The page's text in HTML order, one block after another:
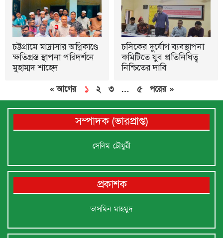
চট্টগ্রামে মাদ্রাসার অগ্নিকাণ্ডে
ক্ষতিগ্রস্ত স্থাপনা পরিদর্শনে
মুহাম্মদ শাহেদ
চসিকের দুর্যোগ ব্যবস্থাপনা
কমিটিতে যুব প্রতিনিধিত্ব
নিশ্চিতের দাবি
« আগের ১ ২ ৩ … ৫ পরের »
সম্পাদক (ভারপ্রাপ্ত)
সেলিম চৌধুরী
প্রকাশক
তাসমিন মাহমুদ